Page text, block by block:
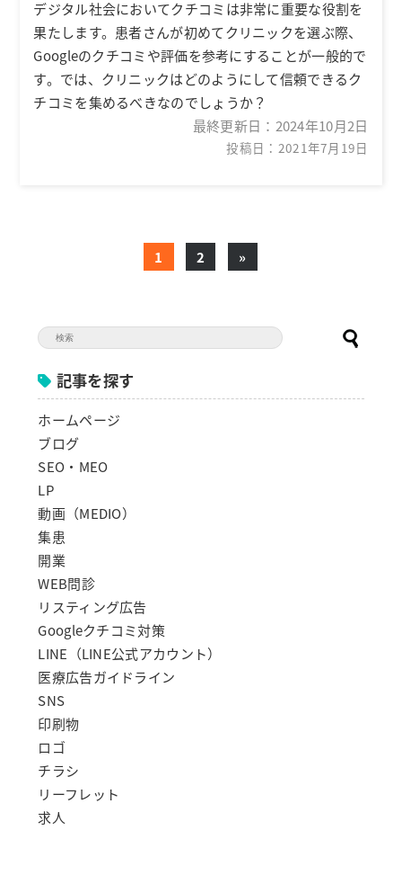
デジタル社会においてクチコミは非常に重要な役割を
果たします。患者さんが初めてクリニックを選ぶ際、
Googleのクチコミや評価を参考にすることが一般的で
す。では、クリニックはどのようにして信頼できるク
チコミを集めるべきなのでしょうか？
最終更新日： 2024年10月2日
投稿日：2021年7月19日
1 2 »
記事を探す
ホームページ
ブログ
SEO・MEO
LP
動画（MEDIO）
集患
開業
WEB問診
リスティング広告
Googleクチコミ対策
LINE（LINE公式アカウント）
医療広告ガイドライン
SNS
印刷物
ロゴ
チラシ
リーフレット
求人